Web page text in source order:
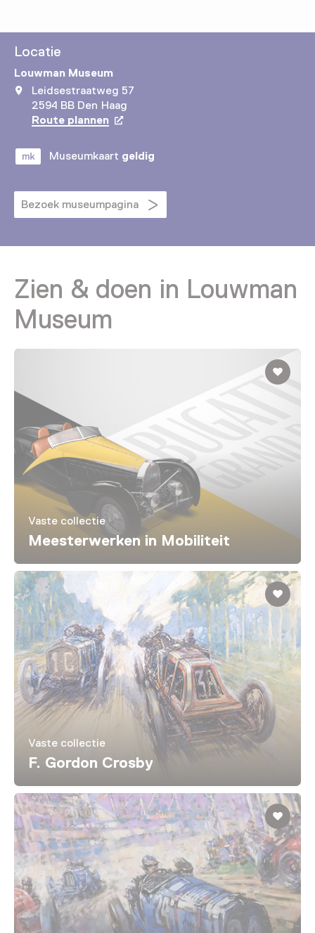
Locatie
Louwman Museum
Leidsestraatweg 57
2594 BB Den Haag
Route plannen Opent in een nieuw tabblad
Museumkaart geldig
Bezoek museumpagina
Zien & doen in Louwman
Museum
Vaste collectie
Meesterwerken in Mobiliteit
Vaste collectie
F. Gordon Crosby